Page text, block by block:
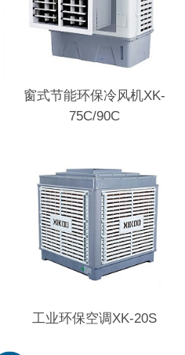
窗式节能环保冷风机XK-
75C/90C
工业环保空调XK-20S